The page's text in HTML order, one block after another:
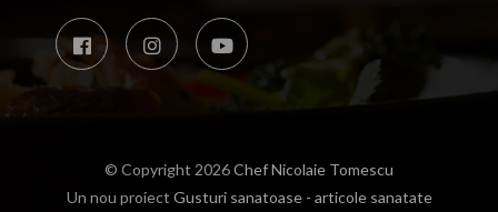
© Copyright 2026Chef Nicolaie Tomescu
Un nou proiect Gusturi sanatoase - articole sanatate